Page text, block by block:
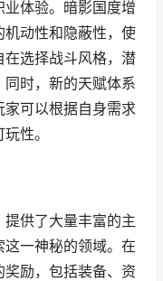
体验。暗影国度增
动性和隐蔽性，使
选择战斗风格，潜
时，新的天赋体系
可以根据自身需求
性。
供了大量丰富的主
一神秘的领域。在
励，包括装备、资